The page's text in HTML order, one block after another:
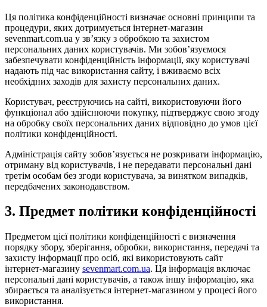
Ця політика конфіденційності визначає основні принципи та
процедури, яких дотримується інтернет-магазин
sevenmart.com.ua у зв’язку з обробкою та захистом
персональних даних користувачів. Ми зобов’язуємося
забезпечувати конфіденційність інформації, яку користувачі
надають під час використання сайту, і вживаємо всіх
необхідних заходів для захисту персональних даних.
Користувач, реєструючись на сайті, використовуючи його
функціонал або здійснюючи покупку, підтверджує свою згоду
на обробку своїх персональних даних відповідно до умов цієї
політики конфіденційності.
Адміністрація сайту зобов’язується не розкривати інформацію,
отриману від користувачів, і не передавати персональні дані
третім особам без згоди користувача, за винятком випадків,
передбачених законодавством.
3. Предмет політики конфіденційності
Предметом цієї політики конфіденційності є визначення
порядку збору, зберігання, обробки, використання, передачі та
захисту інформації про осіб, які використовують сайт
інтернет-магазину sevenmart.com.ua. Ця інформація включає
персональні дані користувачів, а також іншу інформацію, яка
збирається та аналізується інтернет-магазином у процесі його
використання.